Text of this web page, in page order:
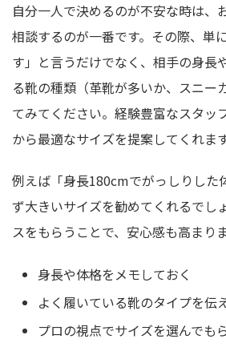
自分一人で決めるのが不安な時は、
相談するのが一番です。その際、単
す」と言うだけでなく、相手の身長
る靴の種類（革靴が多いか、スニー
てみてください。経験豊富なスタッ
から最適なサイズを提案してくれます
例えば「身長180cmでがっしりした
ず大きいサイズを勧めてくれるでし
スをもらうことで、安心感も高まりま
身長や体格をメモしておく
よく履いている靴のタイプを伝
プロの視点でサイズを選んでも